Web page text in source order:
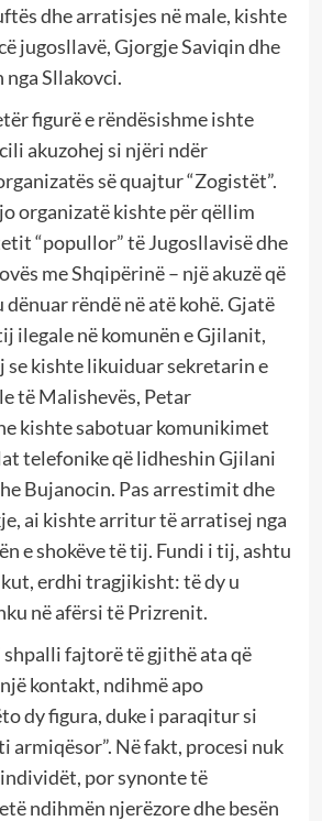
dhe arratisjes në male, kishte
jugosllavë, Gjorgje Saviqin dhe
nga Sllakovci.
figurë e rëndësishme ishte
akuzohej si njëri ndër
së quajtur “Zogistët”.
organizatë kishte për qëllim
“popullor” të Jugosllavisë dhe
me Shqipërinë – një akuzë që
rëndë në atë kohë. Gjatë
ilegale në komunën e Gjilanit,
se kishte likuiduar sekretarin e
të Malishevës, Petar
kishte sabotuar komunikimet
telefonike që lidheshin Gjilani
Bujanocin. Pas arrestimit dhe
ai kishte arritur të arratisej nga
e shokëve të tij. Fundi i tij, ashtu
erdhi tragjikisht: të dy u
në afërsi të Prizrenit.
fajtorë të gjithë ata që
kontakt, ndihmë apo
dy figura, duke i paraqitur si
armiqësor”. Në fakt, procesi nuk
por synonte të
ndihmën njerëzore dhe besën